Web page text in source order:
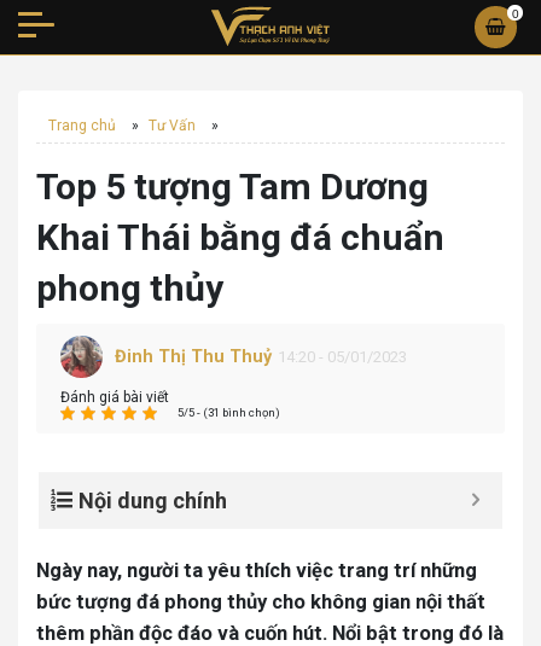
0
Trang chủ » Tư Vấn »
Top 5 tượng Tam Dương
Khai Thái bằng đá chuẩn
phong thủy
Đinh Thị Thu Thuỷ 14:20 - 05/01/2023
Đánh giá bài viết
5/5 - (31 bình chọn)
Nội dung chính
Ngày nay, người ta yêu thích việc trang trí những
bức tượng đá phong thủy cho không gian nội thất
thêm phần độc đáo và cuốn hút. Nổi bật trong đó là